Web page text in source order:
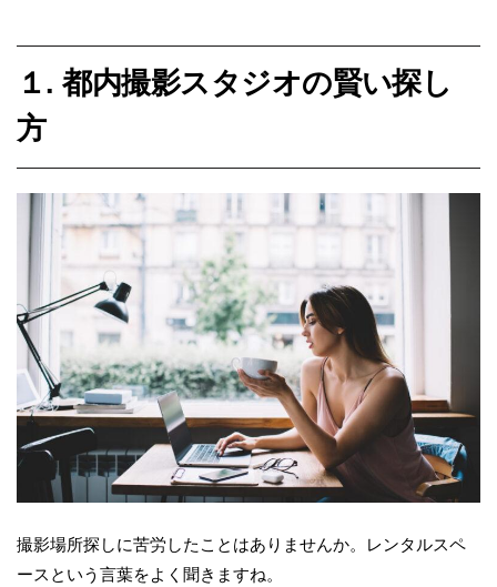
１. 都内撮影スタジオの賢い探し
方
撮影場所探しに苦労したことはありませんか。レンタルスペ
ースという言葉をよく聞きますね。